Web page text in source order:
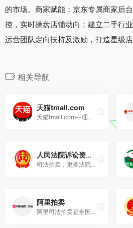
的市场。商家赋能：京东专属商家后
控，实时操盘店铺动向；建立二手行
运营团队定向扶持及激励，打造星级
相关导航
天猫tmall.com
天猫tmall.com--理想生活上天猫
人民法院诉讼资产网
司法拍卖，更多法院拍卖信息尽在人民法院诉讼资产网确保司法拍卖的公开、公平、公正！
阿里拍卖
阿里司法拍卖是全国知名的网上拍卖平台，让人民法院可以自主在互联网上开展司法拍卖，确保了司法拍卖的公开、公平、公正！全国已有99%的法院入驻阿里拍卖进行司法拍卖、95%的司法拍卖也都在阿里拍卖平台成交。